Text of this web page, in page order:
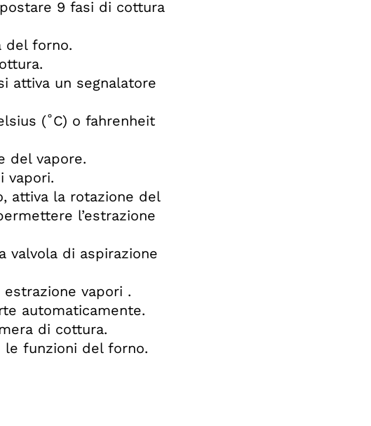
9 fasi di cottura
del forno.
attiva un segnalatore
(˚C) o fahrenheit
del vapore.
vapori.
attiva la rotazione del
l’estrazione
valvola di aspirazione
vapori .
automaticamente.
di cottura.
le funzioni del forno.